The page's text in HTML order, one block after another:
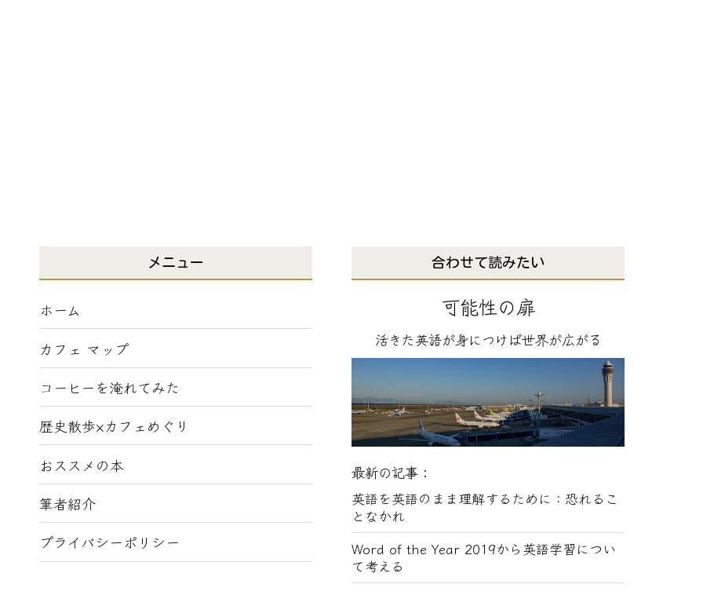
メニュー
ホーム
カフェ マップ
コーヒーを淹れてみた
歴史散歩×カフェめぐり
おススメの本
筆者紹介
プライバシーポリシー
合わせて読みたい
可能性の扉
活きた英語が身につけば世界が広がる
最新の記事：
英語を英語のまま理解するために：恐れるこ
となかれ
Word of the Year 2019から英語学習につい
て考える